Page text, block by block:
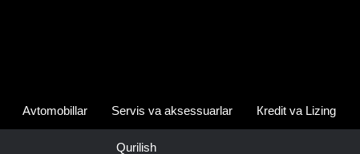
Avtomobillar Servis va aksessuarlar Кredit va Lizing
Qurilish